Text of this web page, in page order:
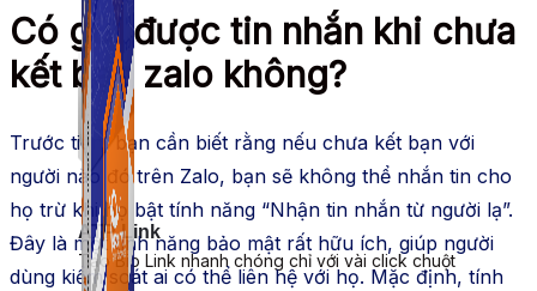
ATP Link
Tạo Bio Link nhanh chóng chỉ với vài click chuột
Có gửi được tin nhắn khi chưa
kết bạn zalo không?
Trước tiên, bạn cần biết rằng nếu chưa kết bạn với
người nào đó trên Zalo, bạn sẽ không thể nhắn tin cho
họ trừ khi họ bật tính năng “Nhận tin nhắn từ người lạ”.
Đây là một tính năng bảo mật rất hữu ích, giúp người
dùng kiểm soát ai có thể liên hệ với họ. Mặc định, tính